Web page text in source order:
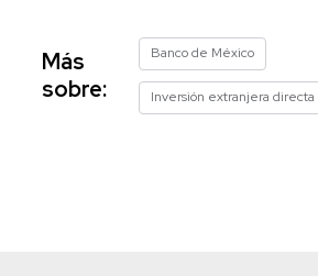
Más
sobre:
Banco de México
Inversión extranjera directa